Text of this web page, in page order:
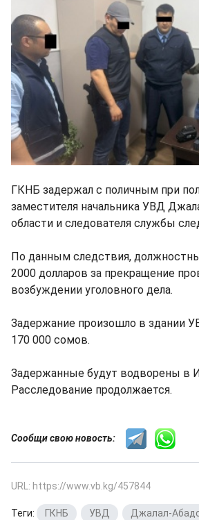
ГКНБ задержал с поличным при
заместителя начальника УВД
области и следователя службы
По данным следствия,
2000 долларов за прекращение
возбуждении уголовного дела.
Задержание произошло в здании
170 000 сомов.
Задержанные будут водворены в
Расследование продолжается.
Сообщи свою новость:
URL: https://www.vb.kg/457844
Теги: ГКНБ УВД Джалал-